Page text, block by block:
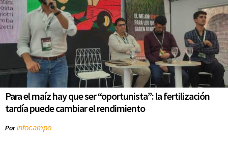
Para el maíz hay que ser “oportunista”: la fertilización
tardía puede cambiar el rendimiento
Porinfocampo